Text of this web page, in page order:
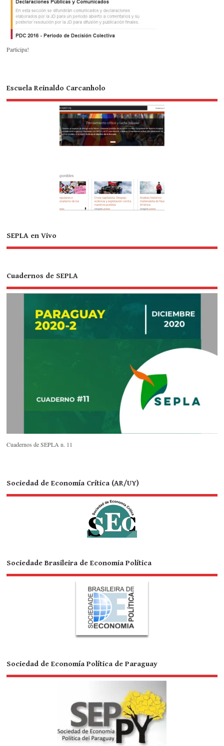
Participa!
Escuela Reinaldo Carcanholo
SEPLA en Vivo
Cuadernos de SEPLA
Cuadernos de SEPLA n. 11
Sociedad de Economía Crítica (AR/UY)
Sociedade Brasileira de Economia Política
Sociedad de Economía Política de Paraguay